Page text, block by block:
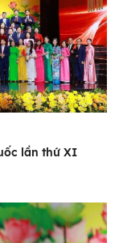
lần thứ XI